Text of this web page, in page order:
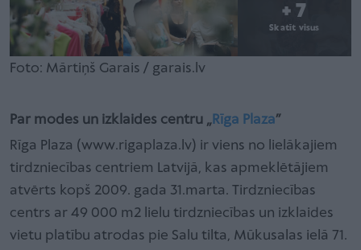
+ 7
Skatīt visus
Foto: Mārtiņš Garais / garais.lv
Par modes un izklaides centru „Rīga Plaza”
Rīga Plaza (www.rigaplaza.lv) ir viens no lielākajiem
tirdzniecības centriem Latvijā, kas apmeklētājiem
atvērts kopš 2009. gada 31.marta. Tirdzniecības
centrs ar 49 000 m2 lielu tirdzniecības un izklaides
vietu platību atrodas pie Salu tilta, Mūkusalas ielā 71.